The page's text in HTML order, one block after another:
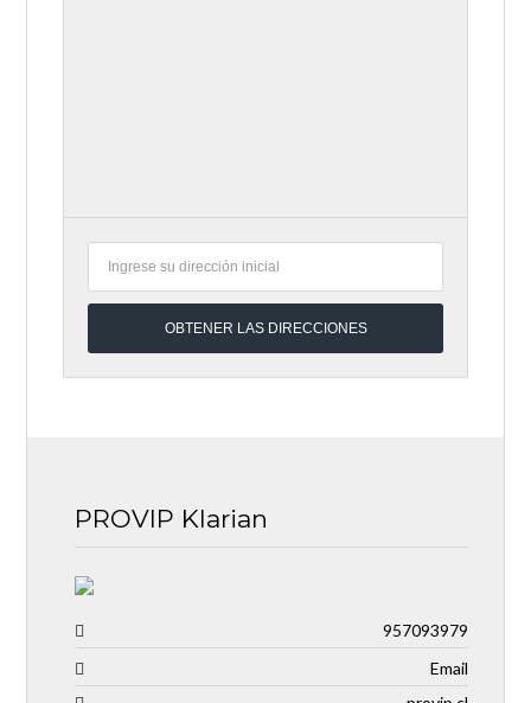
PROVIP Klarian
957093979
Email